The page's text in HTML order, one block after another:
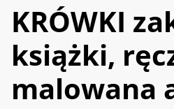
KRÓWKI
książki,
malowana